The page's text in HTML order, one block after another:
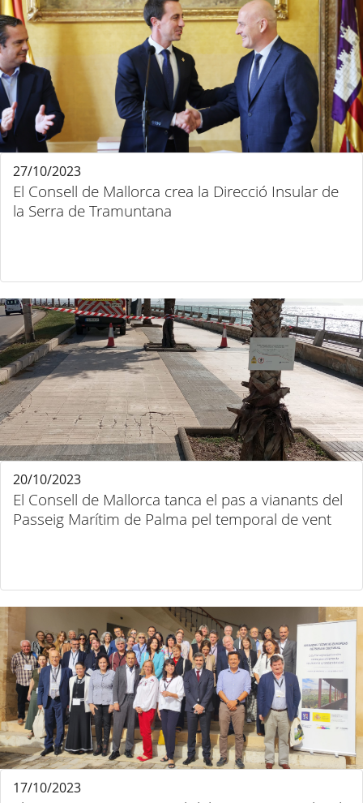
El Consell de Mallorca crea la Direcció Insular de
la Serra de Tramuntana
27/10/2023
El Consell de Mallorca tanca el pas a vianants del
Passeig Marítim de Palma pel temporal de vent
20/10/2023
17/10/2023